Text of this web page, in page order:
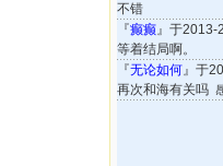
不错
『癫癫』于2013-
等着结局啊。
『无论如何』于
再次和海有关吗